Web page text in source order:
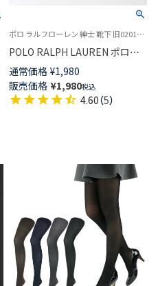
ポロ ラルフローレン 紳士 靴下 旧02012530 旧02012523
POLO RALPH LAUREN ポロベ
ア ワンポイント刺繍 リブソッ
クス クルー丈 メンズ【25-
27cm】【27-29cm】 02012450
通常価格 ¥1,980
販売価格 ¥1,980税込
4.60（5）